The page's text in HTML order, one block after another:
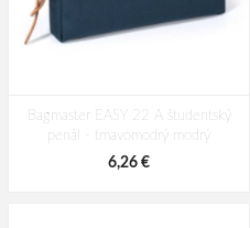
02 červená 32 L
62,79 €
Bagmaster EASY 22 A študentský
penál - tmavomodrý modrý
6,26 €